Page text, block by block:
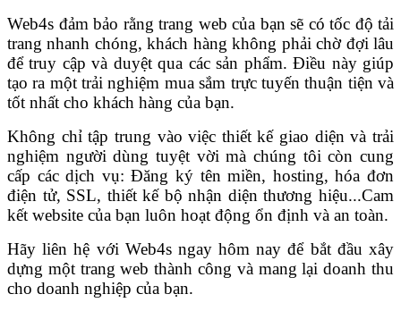
Web4s đảm bảo rằng trang web của bạn sẽ có tốc độ tải
trang nhanh chóng, khách hàng không phải chờ đợi lâu
để truy cập và duyệt qua các sản phẩm. Điều này giúp
tạo ra một trải nghiệm mua sắm trực tuyến thuận tiện và
tốt nhất cho khách hàng của bạn.
Không chỉ tập trung vào việc thiết kế giao diện và trải
nghiệm người dùng tuyệt vời mà chúng tôi còn cung
cấp các dịch vụ: Đăng ký tên miền, hosting, hóa đơn
điện tử, SSL, thiết kế bộ nhận diện thương hiệu...Cam
kết website của bạn luôn hoạt động ổn định và an toàn.
Hãy liên hệ với Web4s ngay hôm nay để bắt đầu xây
dựng một trang web thành công và mang lại doanh thu
cho doanh nghiệp của bạn.